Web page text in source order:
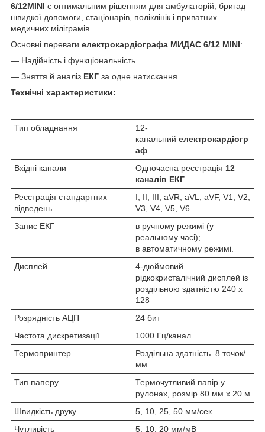
6/12MINI є оптимальним рішенням для амбулаторій, бригад
швидкої допомоги, стаціонарів, поліклінік і приватних
медичних міліграмів.
Основні переваги електрокардіографа МИДАС 6/12 MINI:
— Надійність і функціональність
— Зняття й аналіз ЕКГ за одне натискання
Технічні характеристики:
Тип обладнання
12-
канальний електрокардіогр
аф
Вхідні канали
Одночасна реєстрація 12
каналів ЕКГ
Реєстрація стандартних
відведень
I, II, III, aVR, aVL, аVF, V1, V2,
V3, V4, V5, V6
Запис ЕКГ
в ручному режимі (у
реальному часі);
в автоматичному режимі.
Дисплей
4-дюймовий
рідкокристалічний дисплей із
роздільною здатністю 240 х
128
Розрядність АЦП
24 бит
Частота дискретизації
1000 Гц/канал
Термопринтер
Роздільна здатність 8 точок/
мм
Тип паперу
Термочутливий папір у
рулонах, розмір 80 мм х 20 м
Швидкість друку
5, 10, 25, 50 мм/сек
Чутливість
5, 10, 20 мм/мВ